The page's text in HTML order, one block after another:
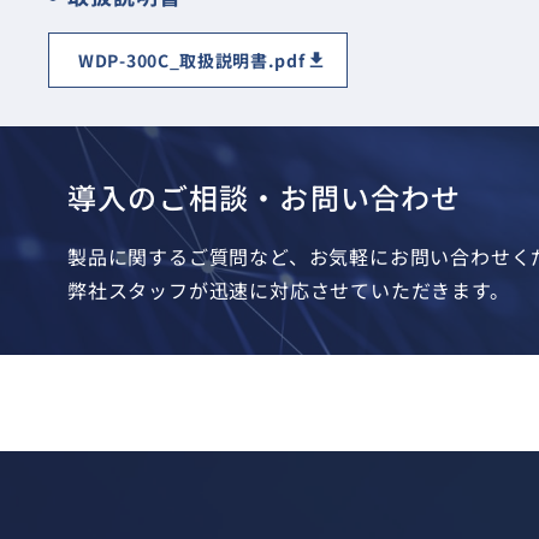
WDP-300C_取扱説明書.pdf
導入のご相談・お問い合わせ
製品に関するご質問など、お気軽にお問い合わせく
弊社スタッフが迅速に対応させていただきます。